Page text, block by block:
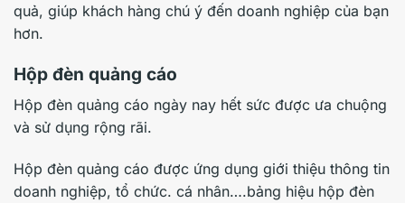
quả, giúp khách hàng chú ý đến doanh nghiệp của bạn
hơn.
Hộp đèn quảng cáo
Hộp đèn quảng cáo ngày nay hết sức được ưa chuộng
và sử dụng rộng rãi.
Hộp đèn quảng cáo được ứng dụng giới thiệu thông tin
doanh nghiệp, tổ chức. cá nhân….bảng hiệu hộp đèn